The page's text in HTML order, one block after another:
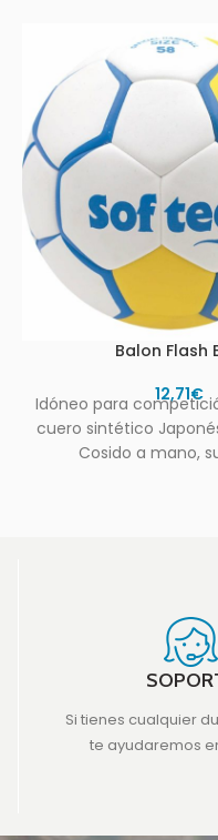
Balon Flash
12,71€
Idóneo para
cuero sintético
Cosido a mano,
Si tienes cualquier
te ayudaremos